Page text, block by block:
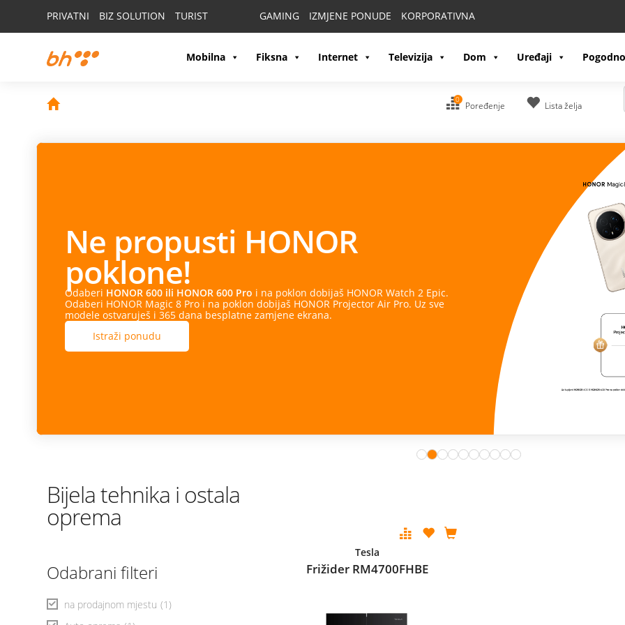
PRIVATNI BIZ SOLUTION TURIST GAMING IZMJENE PONUDE KORPORATIVNA
Mobilna Fiksna Internet Televizija Dom Uređaji
0
Poređenje Lista želja
Ne propusti HONOR
poklone!
Odaberi HONOR 600 ili HONOR 600 Pro i na poklon dobijaš HONOR Watch 2 Epic.
Odaberi HONOR Magic 8 Pro i na poklon dobijaš HONOR Projector Air Pro. Uz sve
modele ostvaruješ i 365 dana besplatne zamjene ekrana.
Istraži ponudu
Bijela tehnika i ostala
oprema
Odabrani filteri
na prodajnom mjestu (1)
Tesla
Frižider RM4700FHBE